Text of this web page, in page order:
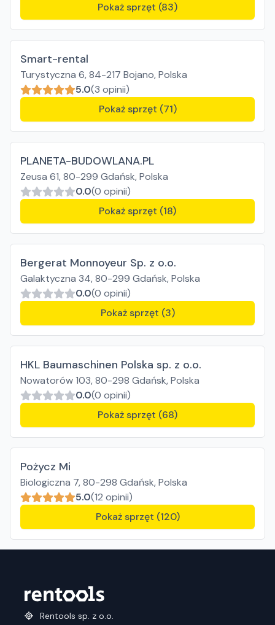
Pokaż sprzęt (83)
Smart-rental
Turystyczna 6, 84-217 Bojano, Polska
5.0(3 opinii)
Pokaż sprzęt (71)
PLANETA-BUDOWLANA.PL
Zeusa 61, 80-299 Gdańsk, Polska
0.0(0 opinii)
Pokaż sprzęt (18)
Bergerat Monnoyeur Sp. z o.o.
Galaktyczna 34, 80-299 Gdańsk, Polska
0.0(0 opinii)
Pokaż sprzęt (3)
HKL Baumaschinen Polska sp. z o.o.
Nowatorów 103, 80-298 Gdańsk, Polska
0.0(0 opinii)
Pokaż sprzęt (68)
Pożycz Mi
Biologiczna 7, 80-298 Gdańsk, Polska
5.0(12 opinii)
Pokaż sprzęt (120)
Rentools sp. z o.o.